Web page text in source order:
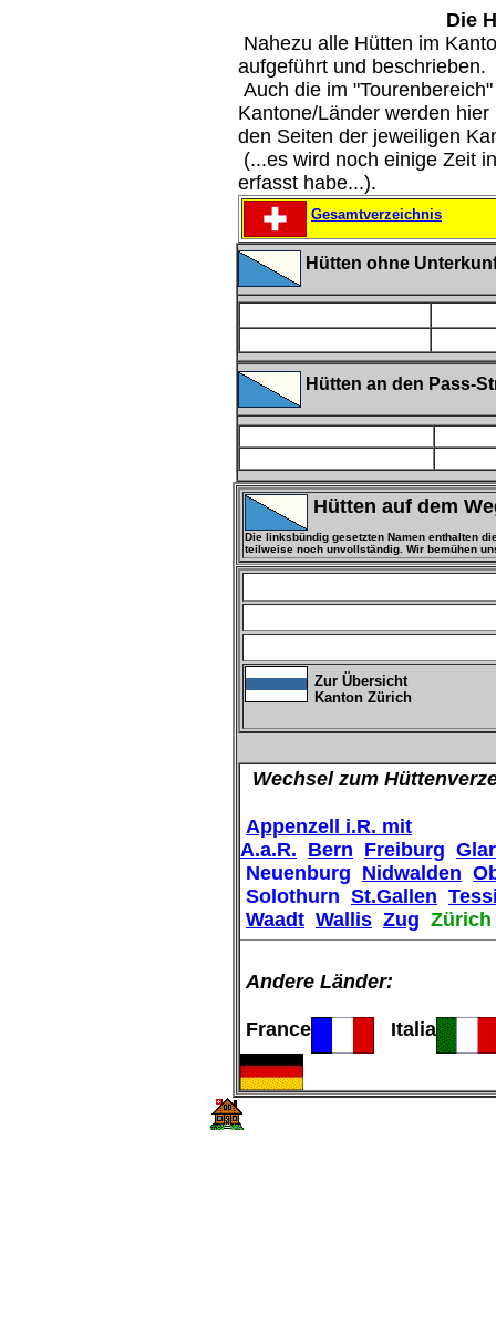
Die
Nahezu alle Hütten im
aufgeführt und beschrieben.
Auch die im
Kantone/Länder werden
den Seiten der jeweiligen
(...es wird noch einige Zeit
erfasst habe...).
Gesamtverzeichnis
Hütten ohne
Hütten an den Pass-
Hütten auf dem
Die linksbündig gesetzten Namen enthalten
teilweise noch unvollständig. Wir bemühen
Zur Übersicht
Kanton Zürich
Wechsel zum
Appenzell i.R. mit
A.a.R. Bern Freiburg
Neuenburg Nidwalden
Solothurn St.Gallen
Waadt Wallis Zug Zürich
Andere Länder:
France Italia